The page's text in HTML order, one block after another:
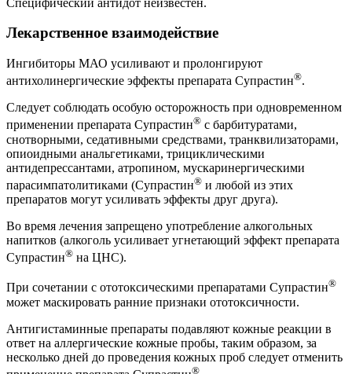
Лекарственное взаимодействие
Ингибиторы МАО усиливают и пролонгируют
антихолинергические эффекты препарата Супрастин®.
Следует соблюдать особую осторожность при одновременном
применении препарата Супрастин® с барбитуратами,
снотворными, седативными средствами, транквилизаторами,
опиоидными анальгетиками, трициклическими
антидепрессантами, атропином, мускаринергическими
парасимпатолитиками (Супрастин® и любой из этих
препаратов могут усиливать эффекты друг друга).
Во время лечения запрещено употребление алкогольных
напитков (алкоголь усиливает угнетающий эффект препарата
Супрастин® на ЦНС).
При сочетании с ототоксическими препаратами Супрастин®
может маскировать ранние признаки ототоксичности.
Антигистаминные препараты подавляют кожные реакции в
ответ на аллергические кожные пробы, таким образом, за
несколько дней до проведения кожных проб следует отменить
®